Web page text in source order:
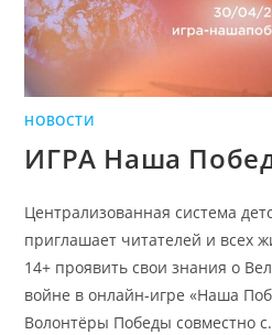
НОВОСТИ
ИГРА Наша
Централизованная система
приглашает читателей и всех
14+ проявить свои знания о
войне в онлайн-игре «Наша
Волонтёры Победы совместно